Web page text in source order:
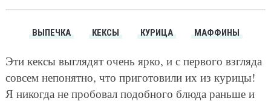
ВЫПЕЧКА КЕКСЫ КУРИЦА МАФФИНЫ
Эти кексы выглядят очень ярко, и с первого взгляда
совсем непонятно, что приготовили их из курицы!
Я никогда не пробовал подобного блюда раньше и